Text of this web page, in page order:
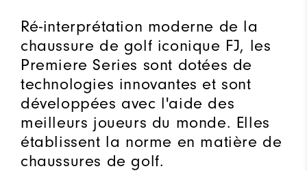
Ré-interprétation moderne de la
chaussure de golf iconique FJ, les
Premiere Series sont dotées de
technologies innovantes et sont
développées avec l'aide des
meilleurs joueurs du monde. Elles
établissent la norme en matière de
chaussures de golf.